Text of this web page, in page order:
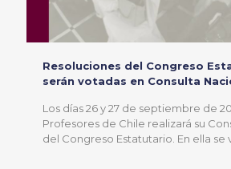
Resoluciones del Congreso
serán votadas en Consulta
Los días 26 y 27 de septiembre de
Profesores de Chile realizará su
del Congreso Estatutario. En ella se